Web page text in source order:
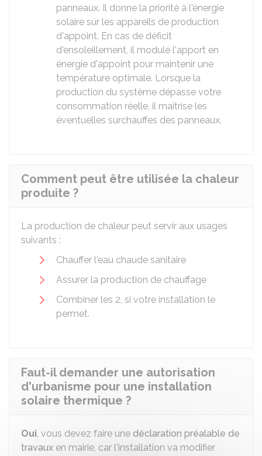
panneaux. Il donne la priorité à l'énergie
solaire sur les appareils de production
d'appoint. En cas de déficit
d'ensoleillement, il module l'apport en
énergie d'appoint pour maintenir une
température optimale. Lorsque la
production du système dépasse votre
consommation réelle, il maîtrise les
éventuelles surchauffes des panneaux.
Comment peut être utilisée la chaleur
produite ?
La production de chaleur peut servir aux usages
suivants :
Chauffer l'eau chaude sanitaire
Assurer la production de chauffage
Combiner les 2, si votre installation le
permet.
Faut-il demander une autorisation
d'urbanisme pour une installation
solaire thermique ?
Oui, vous devez faire une déclaration préalable de
travaux en mairie, car l'installation va modifier